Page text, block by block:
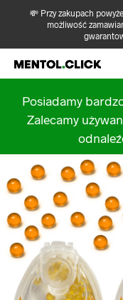
💸 Przy zakupach
możliwość
Posiadamy
Zalecamy